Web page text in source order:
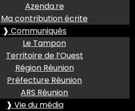
Azenda.re
Ma contribution écrite
❱ Communiqués
Le Tampon
Territoire de l’Ouest
Région Réunion
Préfecture Réunion
ARS Réunion
❱ Vie du média